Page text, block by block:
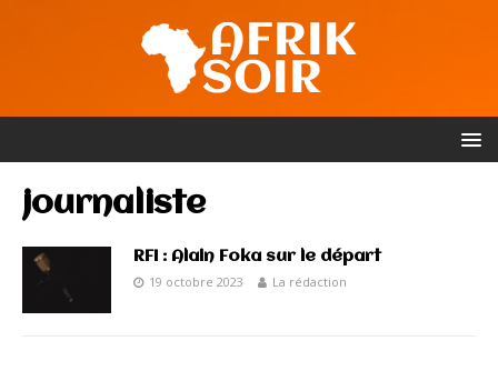
journaliste
RFI : Alain Foka sur le départ
19 octobre 2023 La rédaction